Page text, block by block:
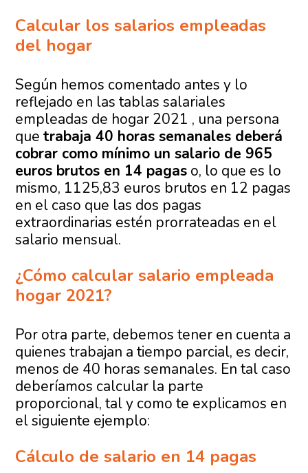
Calcular los salarios empleadas
del hogar
Según hemos comentado antes y lo
reflejado en las tablas salariales
empleadas de hogar 2021 , una persona
quetrabaja 40 horas semanales deberá
cobrar como mínimo un salario de 965
euros brutos en 14 pagas o, lo que es lo
mismo, 1125,83 euros brutos en 12 pagas
en el caso que las dos pagas
extraordinarias estén prorrateadas en el
salario mensual.
¿Cómo calcular salario empleada
hogar 2021?
Por otra parte, debemos tener en cuenta a
quienes trabajan a tiempo parcial, es decir,
menos de 40 horas semanales. En tal caso
deberíamos calcular la parte
proporcional, tal y como te explicamos en
el siguiente ejemplo:
Cálculo de salario en 14 pagas